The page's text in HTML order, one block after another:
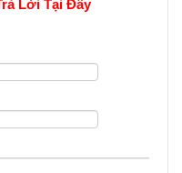
Lời Tại Đây